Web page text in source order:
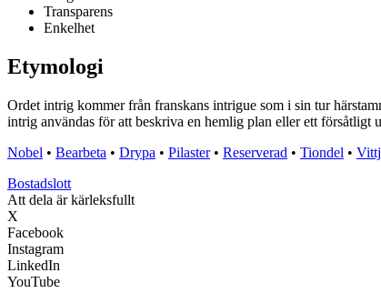
Transparens
Enkelhet
Etymologi
Ordet intrig kommer från franskans intrigue som i sin tur
intrig användas för att beskriva en hemlig plan eller ett försåtligt
Nobel • Bearbeta • Drypa • Pilaster• Reserverad • Tiondel •
Bostadslott
Att dela är kärleksfullt
X
Facebook
Instagram
LinkedIn
YouTube